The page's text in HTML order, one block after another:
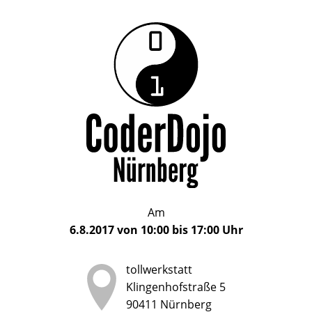
CoderDojo
Nürnberg
Das
CoderDojo
Nürnberg
ein
Club
für
Kinder
und
Jugendliche
Alter
bis
17
Am
6.8.2017von 10:00bis 17:00Uhr
tollwerkstatt
Klingenhofstraße 5
90411 Nürnberg